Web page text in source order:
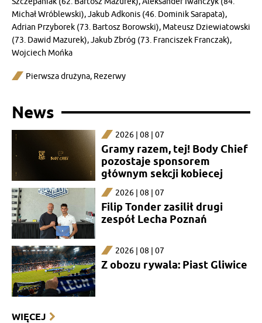
Michał Wróblewski), Jakub Adkonis (46. Dominik Sarapata),
Adrian Przyborek (73. Bartosz Borowski), Mateusz Dziewiatowski
(73. Dawid Mazurek), Jakub Zbróg (73. Franciszek Franczak),
Wojciech Mońka
Pierwsza drużyna, Rezerwy
News
2026 | 08 | 07
Gramy razem, tej! Body Chief
pozostaje sponsorem
głównym sekcji kobiecej
2026 | 08 | 07
Filip Tonder zasilił drugi
zespół Lecha Poznań
2026 | 08 | 07
Z obozu rywala: Piast Gliwice
WIĘCEJ